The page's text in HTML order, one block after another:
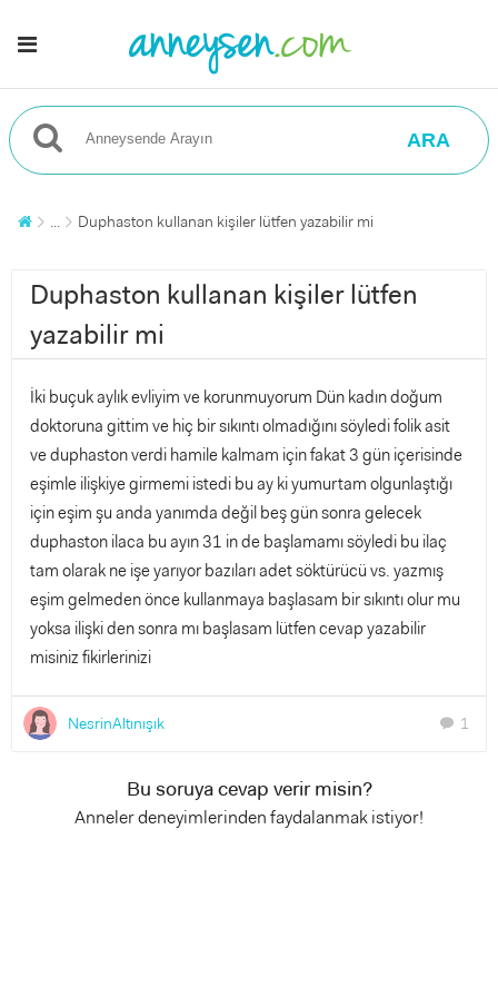
ARA
... Duphaston kullanan kişiler lütfen yazabilir mi
Duphaston kullanan kişiler lütfen
yazabilir mi
İki buçuk aylık evliyim ve korunmuyorum Dün kadın doğum
doktoruna gittim ve hiç bir sıkıntı olmadığını söyledi folik asit
ve duphaston verdi hamile kalmam için fakat 3 gün içerisinde
eşimle ilişkiye girmemi istedi bu ay ki yumurtam olgunlaştığı
için eşim şu anda yanımda değil beş gün sonra gelecek
duphaston ilaca bu ayın 31 in de başlamamı söyledi bu ilaç
tam olarak ne işe yarıyor bazıları adet söktürücü vs. yazmış
eşim gelmeden önce kullanmaya başlasam bir sıkıntı olur mu
yoksa ilişki den sonra mı başlasam lütfen cevap yazabilir
misiniz fikirlerinizi
NesrinAltınışık chat 1
Bu soruya cevap verir misin?
Anneler deneyimlerinden faydalanmak istiyor!